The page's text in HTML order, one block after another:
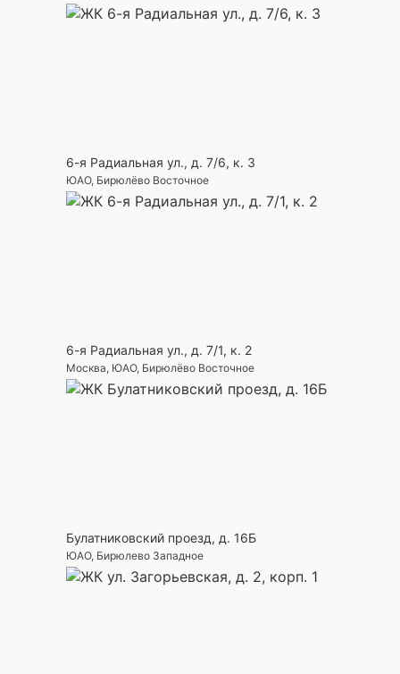
6-я Радиальная ул., д. 7/6, к. 3
ЮАО, Бирюлёво Восточное
6-я Радиальная ул., д. 7/1, к. 2
Москва, ЮАО, Бирюлёво Восточное
Булатниковский проезд, д. 16Б
ЮАО, Бирюлево Западное